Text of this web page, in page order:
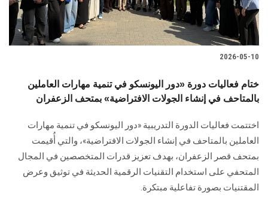
2026-05-10
ختام فعاليات دورة «دور اليونسكو في تنمية مهارات العاملين
بالمتاحف في إنشاء الجولات الافتراضية» بمتحف الزعفران
اختتمت فعاليات الدورة التدريبية «دور اليونسكو في تنمية مهارات
العاملين بالمتاحف في إنشاء الجولات الافتراضية»، والتي أُقيمت
بمتحف قصر الزعفران، بهدف تعزيز قدرات المتخصصين في المجال
المتحفي على استخدام التقنيات الرقمية الحديثة في توثيق وعرض
المقتنيات بصورة تفاعلية مبتكرة.